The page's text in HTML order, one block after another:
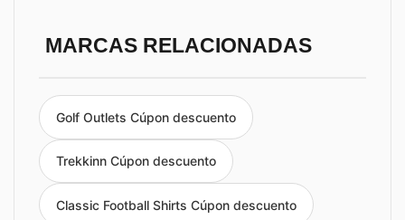
MARCAS RELACIONADAS
Golf Outlets Cúpon descuento
Trekkinn Cúpon descuento
Classic Football Shirts Cúpon descuento